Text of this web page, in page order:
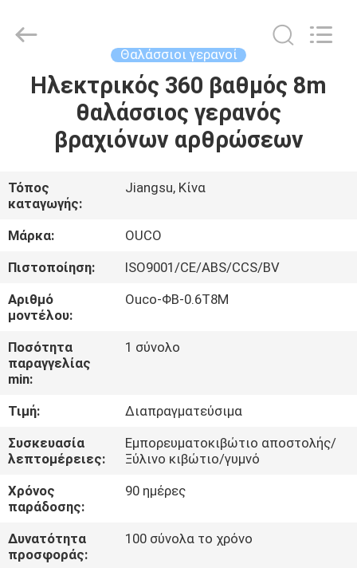
ΣΠΊΤΙ
ΠΡΟΪΌΝΤΑ
ΒΊΝΤΕΟ
ΕΜΦΆΝΙΣΗ
VR
ΣΧΕΤΙΚΆ
ΜΕ
ΕΜΆΣ
ΕΠΙΣΚΈΨΕΙΣ
ΣΤΟ
ΕΡΓΟΣΤΆΣΙΟ
ΈΛΕΓΧΟΣ
ΠΟΙΌΤΗΤΑΣ
GROUP
Θαλάσσιοι γερανοί
Ηλεκτρικός 360 βαθμός 8m
θαλάσσιος γερανός
βραχιόνων αρθρώσεων
Τόπος
καταγωγής:
Jiangsu, Κίνα
Μάρκα:
OUCO
Πιστοποίηση:
ISO9001/CE/ABS/CCS/BV
Αριθμό
μοντέλου:
Ouco-ΦΒ-0.6T8M
Ποσότητα
παραγγελίας
min:
1 σύνολο
Τιμή:
Διαπραγματεύσιμα
Συσκευασία
λεπτομέρειες:
Εμπορευματοκιβώτιο αποστολής/
Ξύλινο κιβώτιο/γυμνό
Χρόνος
παράδοσης:
90 ημέρες
Δυνατότητα
προσφοράς:
100 σύνολα το χρόνο